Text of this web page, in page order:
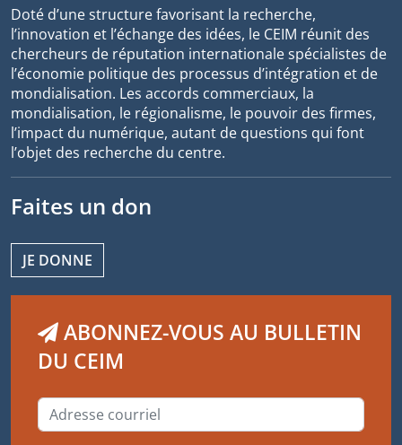
Doté d’une structure favorisant la recherche,
l’innovation et l’échange des idées, le CEIM réunit des
chercheurs de réputation internationale spécialistes de
l’économie politique des processus d’intégration et de
mondialisation. Les accords commerciaux, la
mondialisation, le régionalisme, le pouvoir des firmes,
l’impact du numérique, autant de questions qui font
l’objet des recherche du centre.
Faites un don
JE DONNE
ABONNEZ-VOUS AU BULLETIN
DU CEIM